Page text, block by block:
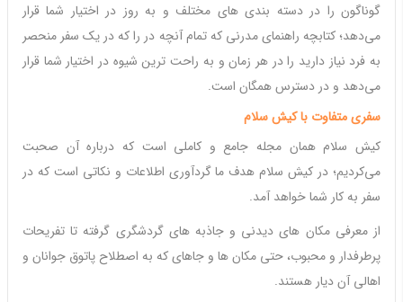
گوناگون را در دسته بندی های مختلف و به روز در اختیار شما قرار
می‌دهد؛ کتابچه راهنمای مدرنی که تمام آنچه در را که در یک سفر منحصر
به فرد نیاز دارید را در هر زمان و به راحت ترین شیوه در اختیار شما قرار
می‌دهد و در دسترس همگان است.
سفریمتفاوت باکیشسلام
کیش سلام همان مجله جامع و کاملی است که درباره آن صحبت
می‌کردیم؛ در کیش سلام هدف ما گردآوری اطلاعات و نکاتی است که در
سفر به کار شما خواهد آمد.
از معرفی مکان های دیدنی و جاذبه های گردشگری گرفته تا تفریحات
پرطرفدار و محبوب، حتی مکان ها و جاهای که به اصطلاح پاتوق جوانان و
اهالی آن دیار هستند.